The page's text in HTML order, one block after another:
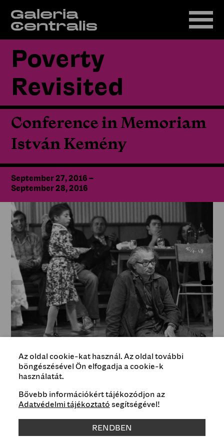
Poverty
Revisited
Conference in Memoriam
István Kemény
September 27, 2016 –
September 28, 2016
István Jávor, István Kemény on the set of the film
Type
Events
Az oldal cookie-kat használ. Az oldal további
böngészésével Ön elfogadja a cookie-k
használatát.
Bővebb információkért tájékozódjon az
Adatvédelmi tájékoztató segítségével!
RENDBEN